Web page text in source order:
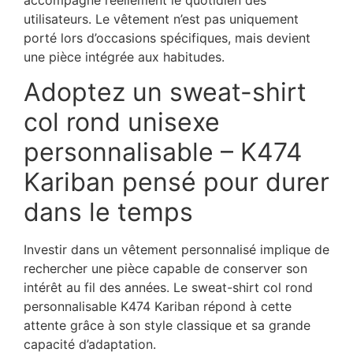
utilisateurs. Le vêtement n’est pas uniquement
porté lors d’occasions spécifiques, mais devient
une pièce intégrée aux habitudes.
Adoptez un sweat-shirt
col rond unisexe
personnalisable – K474
Kariban pensé pour durer
dans le temps
Investir dans un vêtement personnalisé implique de
rechercher une pièce capable de conserver son
intérêt au fil des années. Le sweat-shirt col rond
personnalisable K474 Kariban répond à cette
attente grâce à son style classique et sa grande
capacité d’adaptation.